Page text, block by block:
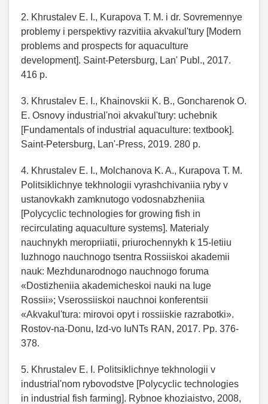
2. Khrustalev E. I., Kurapova T. M. i dr. Sovremennye
problemy i perspektivy razvitiia akvakul'tury [Modern
problems and prospects for aquaculture
development]. Saint-Petersburg, Lan' Publ., 2017.
416 p.
3. Khrustalev E. I., Khainovskii K. B., Goncharenok O.
E. Osnovy industrial'noi akvakul'tury: uchebnik
[Fundamentals of industrial aquaculture: textbook].
Saint-Petersburg, Lan'-Press, 2019. 280 p.
4. Khrustalev E. I., Molchanova K. A., Kurapova T. M.
Politsiklichnye tekhnologii vyrashchivaniia ryby v
ustanovkakh zamknutogo vodosnabzheniia
[Polycyclic technologies for growing fish in
recirculating aquaculture systems]. Materialy
nauchnykh meropriiatii, priurochennykh k 15-letiiu
Iuzhnogo nauchnogo tsentra Rossiiskoi akademii
nauk: Mezhdunarodnogo nauchnogo foruma
«Dostizheniia akademicheskoi nauki na Iuge
Rossii»; Vserossiiskoi nauchnoi konferentsii
«Akvakul'tura: mirovoi opyt i rossiiskie razrabotki».
Rostov-na-Donu, Izd-vo IuNTs RAN, 2017. Pp. 376-
378.
5. Khrustalev E. I. Politsiklichnye tekhnologii v
industrial'nom rybovodstve [Polycyclic technologies
in industrial fish farming]. Rybnoe khoziaistvo, 2008,